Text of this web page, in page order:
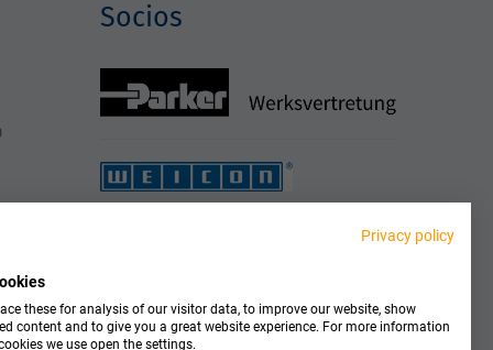
Socios
Privacy policy
these for analysis of our visitor data, to improve our website, show
content and to give you a great website experience. For more information
we use open the settings.